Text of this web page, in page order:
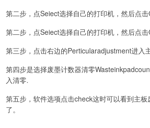
第二步，点Seiect选择自己的打印机，然后点击
第二步，点Seiect选择自己的打印机，然后点击
第三步，点击右边的Perticularadjustment进入
第四步是选择废墨计数器清零
入清零.
第五步，软件选项点击check这时可以看到主
了。